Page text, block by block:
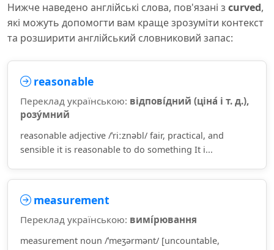
Нижче наведено англійські слова, пов'язані з curved,
які можуть допомогти вам краще зрозуміти контекст
та розширити англійський словниковий запас:
reasonable
Переклад українською: відпові́дний (ціна́ і т. д.),
розу́мний
reasonable adjective /ˈriːznəbl/ fair, practical, and
sensible it is reasonable to do something It i...
measurement
Переклад українською: вимі́рювання
measurement noun /ˈmeʒərmənt/ [uncountable,